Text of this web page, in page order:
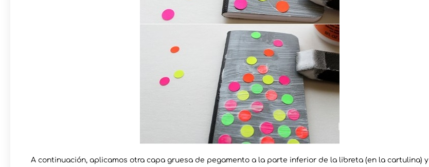
A continuación, aplicamos otra capa gruesa de pegamento a la parte inferior de la libreta (en la cartulina) y